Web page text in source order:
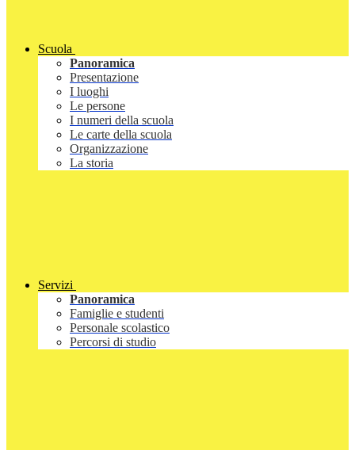
Scuola
Panoramica
Presentazione
I luoghi
Le persone
I numeri della scuola
Le carte della scuola
Organizzazione
La storia
Servizi
Panoramica
Famiglie e studenti
Personale scolastico
Percorsi di studio